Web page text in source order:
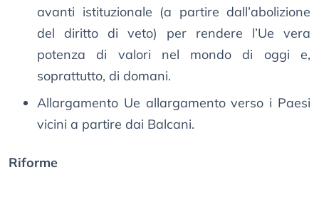
avanti istituzionale (a partire dall’abolizione
del diritto di veto) per rendere l’Ue vera
potenza di valori nel mondo di oggi e,
soprattutto, di domani.
Allargamento Ue allargamento verso i Paesi
vicini a partire dai Balcani.
Riforme